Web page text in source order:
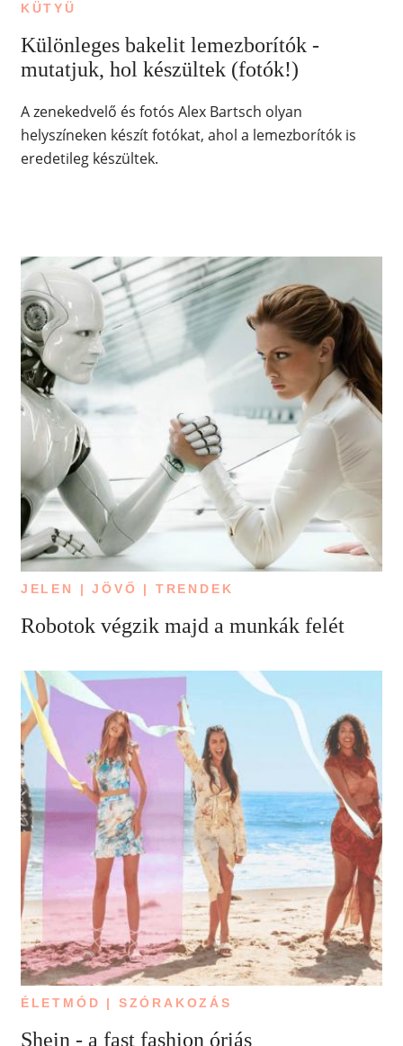
KÜTYÜ
Különleges bakelit lemezborítók -
mutatjuk, hol készültek (fotók!)
A zenekedvelő és fotós Alex Bartsch olyan
helyszíneken készít fotókat, ahol a lemezborítók is
eredetileg készültek.
JELEN | JÖVŐ | TRENDEK
Robotok végzik majd a munkák felét
ÉLETMÓD | SZÓRAKOZÁS
Shein - a fast fashion óriás